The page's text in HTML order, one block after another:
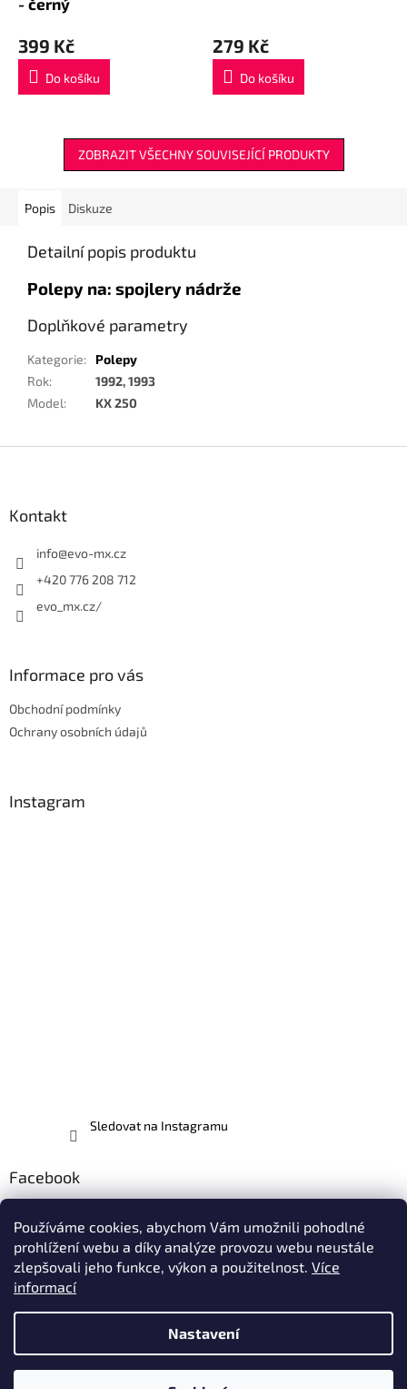
Používáme cookies, abychom Vám umožnili pohodlné
prohlížení webu a díky analýze provozu webu neustále
zlepšovali jeho funkce, výkon a použitelnost. Více
informací
Nastavení
- černý
399 Kč
Do košíku
279 Kč
Do košíku
ZOBRAZIT VŠECHNY SOUVISEJÍCÍ PRODUKTY
Popis Diskuze
Detailní popis produktu
Polepy na: spojlery nádrže
Doplňkové parametry
Kategorie:
Polepy
Rok:
1992, 1993
Model: KX 250
Kontakt
info@evo-mx.cz
+420 776 208 712
evo_mx.cz/
Informace pro vás
Obchodní podmínky
Ochrany osobních údajů
Instagram
Sledovat na Instagramu
Facebook
Potahy, Polepy, Oblečení & Doplňky
Copyright 2026EVO-MX.CZ - odborníci na motocykly EVO |